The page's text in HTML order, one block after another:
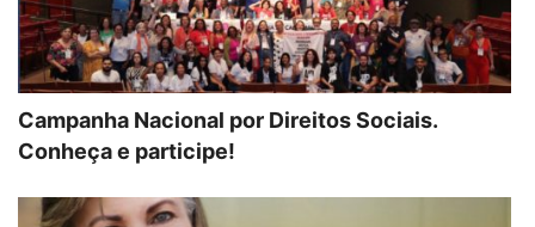
Campanha Nacional por Direitos Sociais.
Conheça e participe!